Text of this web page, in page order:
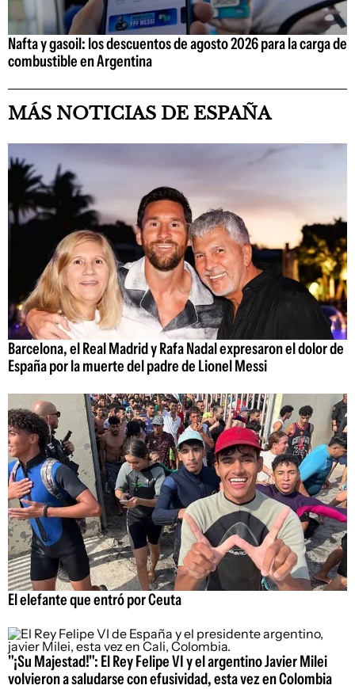
Nafta y gasoil: los descuentos de agosto 2026 para la carga de
combustible en Argentina
MÁS NOTICIAS DE ESPAÑA
Barcelona, el Real Madrid y Rafa Nadal expresaron el dolor de
España por la muerte del padre de Lionel Messi
El elefante que entró por Ceuta
"¡Su Majestad!": El Rey Felipe VI y el argentino Javier Milei
volvieron a saludarse con efusividad, esta vez en Colombia